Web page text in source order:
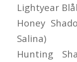
Lightyear
Honey
Salina)
Hunting